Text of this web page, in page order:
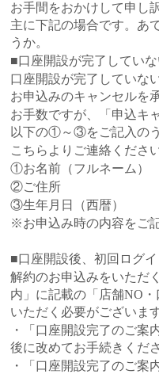
お手間をおかけして申し
主に下記の場合です。あ
うか。
■口座開設が完了していな
口座開設が完了していな
お申込みのキャンセルを
お手数ですが、「申込キ
以下の①～③をご記入のう
こちら よりご連絡ください
①お名前（フルネーム）
②ご住所
③生年月日（西暦）
※お申込み時の内容をご
■口座開設後、初回ログ
解約のお申込みをいただ
内」に記載の「店舗NO
いただく必要がございます
・「口座開設完了のご案
後に改めてお手続きくだ
・「口座開設完了のご案